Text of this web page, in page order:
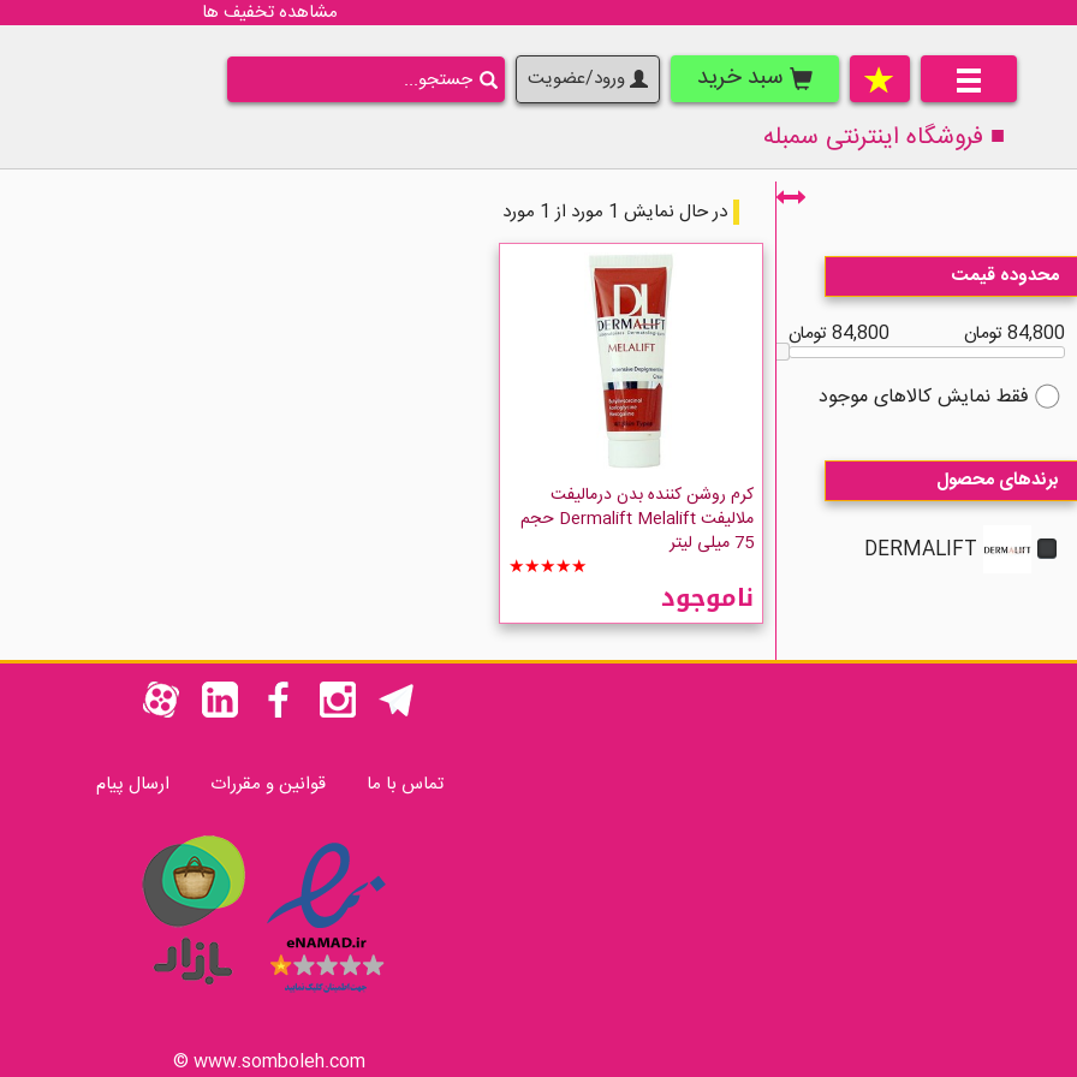
مشاهده تخفیف ها
سبد خرید ورود/عضویت
■ فروشگاه اینترنتی سمبله
محدوده قیمت
84,800 تومان
84,800 تومان
فقط نمایش کالاهای موجود
برندهای محصول
DERMALIFT
در حال نمایش 1 مورد از 1 مورد
کرم روشن کننده بدن درمالیفت
ملالیفت Dermalift Melalift حجم
75 میلی لیتر
★★★★★
ناموجود
تماس با ما قوانین و مقررات ارسال پیام
www.somboleh.com ©